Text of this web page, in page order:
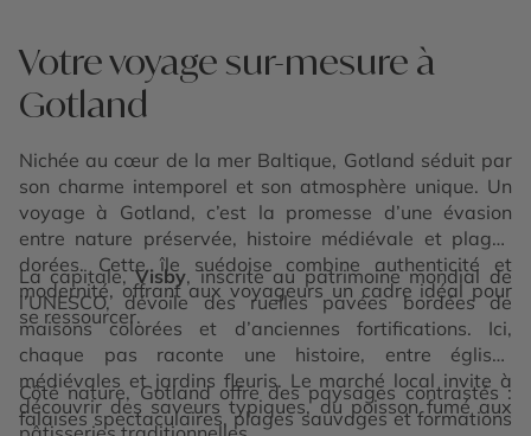
Votre voyage sur-mesure à
Gotland
Nichée au cœur de la mer Baltique, Gotland séduit par
son charme intemporel et son atmosphère unique. Un
voyage à Gotland, c’est la promesse d’une évasion
entre nature préservée, histoire médiévale et plages
dorées. Cette île suédoise combine authenticité et
modernité, offrant aux voyageurs un cadre idéal pour
se ressourcer.
La capitale,Visby, inscrite au patrimoine mondial de
l’UNESCO, dévoile des ruelles pavées bordées de
maisons colorées et d’anciennes fortifications. Ici,
chaque pas raconte une histoire, entre églises
médiévales et jardins fleuris. Le marché local invite à
découvrir des saveurs typiques, du poisson fumé aux
Côté nature, Gotland offre des paysages contrastés :
falaises spectaculaires, plages sauvages et formations